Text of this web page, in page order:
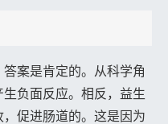
案是肯定的。从科学角
负面反应。相反，益生
促进肠道的。这是因为